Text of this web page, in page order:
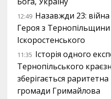
12:49 Назавжди 23:
Героя з Тернопільщини
Іскоростенського
11:35 Історія одного
Тернопільського
зберігається
громади Гримайлова